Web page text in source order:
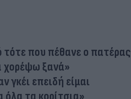
τότε που πέθανε ο πατέρας
χορέψω ξανά»
γκέι επειδή είμαι
όλα τα κορίτσια»